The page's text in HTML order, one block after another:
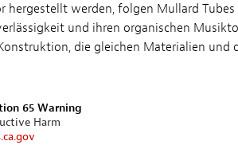
hergestellt werden, folgen Mullard
und ihren organischen
die gleichen Materialien
65 Warning
Harm